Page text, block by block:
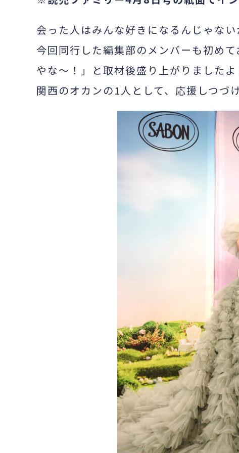
会った人はみんな好きになるんじゃない
今回同行した編集部のメンバーも初め
やな～！」と取材後盛り上がりましたよ
関西のオカンの1人として、応援しつづ